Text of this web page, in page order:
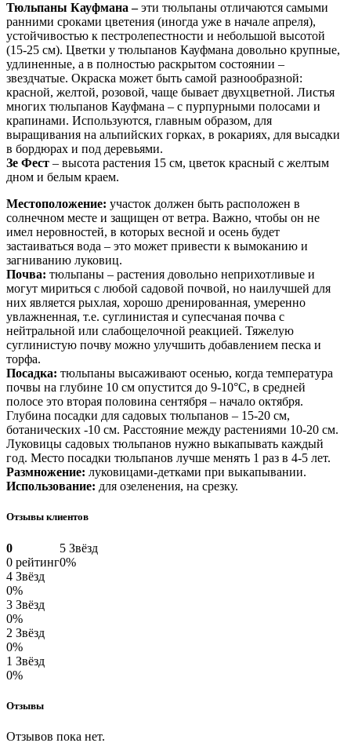
Тюльпаны Кауфмана –эти тюльпаны отличаются самыми
ранними сроками цветения (иногда уже в начале апреля),
устойчивостью к пестролепестности и небольшой высотой
(15-25 см). Цветки у тюльпанов Кауфмана довольно крупные,
удлиненные, а в полностью раскрытом состоянии –
звездчатые. Окраска может быть самой разнообразной:
красной, желтой, розовой, чаще бывает двухцветной. Листья
многих тюльпанов Кауфмана – с пурпурными полосами и
крапинами. Используются, главным образом, для
выращивания на альпийских горках, в рокариях, для высадки
в бордюрах и под деревьями.
Зе Фест – высота растения 15 см, цветок красный с желтым
дном и белым краем.
Местоположение: участок должен быть расположен в
солнечном месте и защищен от ветра. Важно, чтобы он не
имел неровностей, в которых весной и осень будет
застаиваться вода – это может привести к вымоканию и
загниванию луковиц.
Почва: тюльпаны – растения довольно неприхотливые и
могут мириться с любой садовой почвой, но наилучшей для
них является рыхлая, хорошо дренированная, умеренно
увлажненная, т.е. суглинистая и супесчаная почва с
нейтральной или слабощелочной реакцией. Тяжелую
суглинистую почву можно улучшить добавлением песка и
торфа.
Посадка: тюльпаны высаживают осенью, когда температура
почвы на глубине 10 см опустится до 9-10°С, в средней
полосе это вторая половина сентября – начало октября.
Глубина посадки для садовых тюльпанов – 15-20 см,
ботанических -10 см. Расстояние между растениями 10-20 см.
Луковицы садовых тюльпанов нужно выкапывать каждый
год. Место посадки тюльпанов лучше менять 1 раз в 4-5 лет.
Размножение: луковицами-детками при выкапывании.
Использование: для озеленения, на срезку.
Отзывы клиентов
0
0 рейтинг
5 Звёзд
0%
4 Звёзд
0%
3 Звёзд
0%
2 Звёзд
0%
1 Звёзд
0%
Отзывы
Отзывов пока нет.